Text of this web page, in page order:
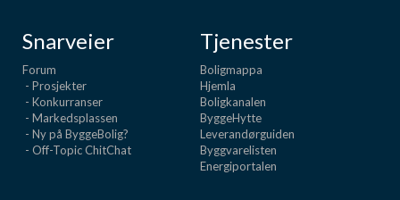
Snarveier
Forum
- Prosjekter
- Konkurranser
- Markedsplassen
- Ny på ByggeBolig?
- Off-Topic ChitChat
Tjenester
Boligmappa
Hjemla
Boligkanalen
ByggeHytte
Leverandørguiden
Byggvarelisten
Energiportalen